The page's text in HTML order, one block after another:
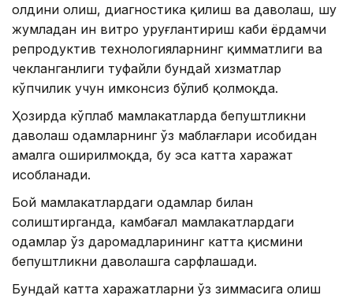
олдини олиш, диагностика қилиш ва даволаш, шу
жумладан ин витро уруғлантириш каби ёрдамчи
репродуктив технологияларнинг қимматлиги ва
чекланганлиги туфайли бундай хизматлар
кўпчилик учун имконсиз бўлиб қолмоқда.
Ҳозирда кўплаб мамлакатларда бепуштликни
даволаш одамларнинг ўз маблағлари ҳисобидан
амалга оширилмоқда, бу эса катта харажат
ҳисобланади.
Бой мамлакатлардаги одамлар билан
солиштирганда, камбағал мамлакатлардаги
одамлар ўз даромадларининг катта қисмини
бепуштликни даволашга сарфлашади.
Бундай катта харажатларни ўз зиммасига олиш